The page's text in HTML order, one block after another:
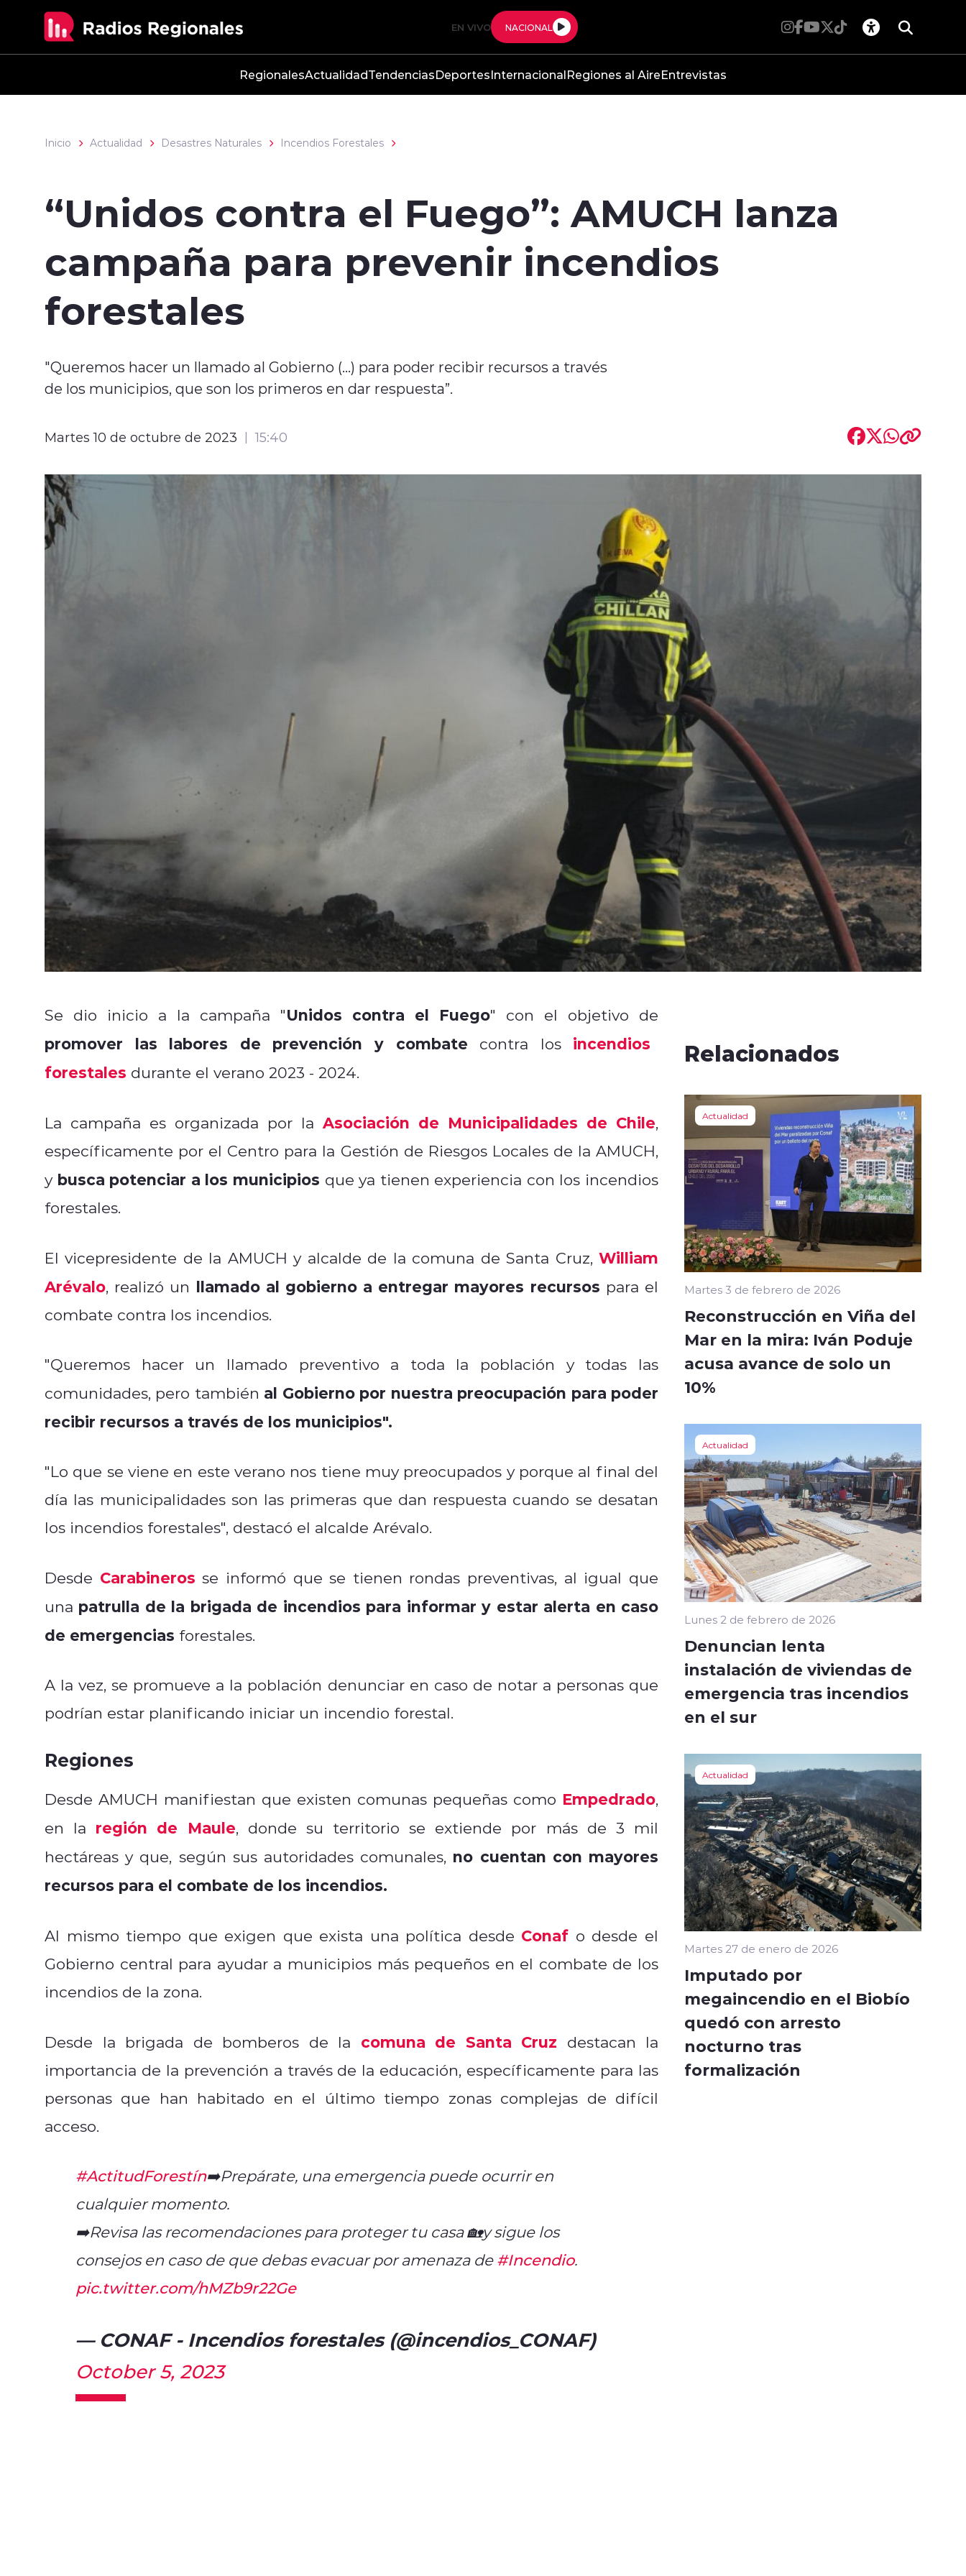
EN VIVO NACIONAL
RegionalesActualidadTendenciasDeportesInternacionalRegiones al AireEntrevistas
Inicio Actualidad Desastres Naturales Incendios Forestales
“Unidos contra el Fuego”: AMUCH lanza
campaña para prevenir incendios
forestales
"Queremos hacer un llamado al Gobierno (...) para poder recibir recursos a través
de los municipios, que son los primeros en dar respuesta”.
Martes 10 de octubre de 2023 15:40
Se dio inicio a la campaña "Unidos contra el Fuego" con el objetivo de
promover las labores de prevención y combate contra los incendios
forestales durante el verano 2023 - 2024.
La campaña es organizada por la Asociación de Municipalidades de Chile,
específicamente por el Centro para la Gestión de Riesgos Locales de la AMUCH,
y busca potenciar a los municipios que ya tienen experiencia con los incendios
forestales.
El vicepresidente de la AMUCH y alcalde de la comuna de Santa Cruz, William
Arévalo, realizó un llamado al gobierno a entregar mayores recursos para el
combate contra los incendios.
"Queremos hacer un llamado preventivo a toda la población y todas las
comunidades, pero también al Gobierno por nuestra preocupación para poder
recibir recursos a través de los municipios".
"Lo que se viene en este verano nos tiene muy preocupados y porque al final del
día las municipalidades son las primeras que dan respuesta cuando se desatan
los incendios forestales", destacó el alcalde Arévalo.
Desde Carabineros se informó que se tienen rondas preventivas, al igual que
una patrulla de la brigada de incendios para informar y estar alerta en caso
de emergencias forestales.
A la vez, se promueve a la población denunciar en caso de notar a personas que
podrían estar planificando iniciar un incendio forestal.
Regiones
Desde AMUCH manifiestan que existen comunas pequeñas como Empedrado,
en la región de Maule, donde su territorio se extiende por más de 3 mil
hectáreas y que, según sus autoridades comunales, no cuentan con mayores
recursos para el combate de los incendios.
Al mismo tiempo que exigen que exista una política desde Conaf o desde el
Gobierno central para ayudar a municipios más pequeños en el combate de los
incendios de la zona.
Desde la brigada de bomberos de la comuna de Santa Cruz destacan la
importancia de la prevención a través de la educación, específicamente para las
personas que han habitado en el último tiempo zonas complejas de difícil
acceso.
#ActitudForestín➡️Prepárate, una emergencia puede ocurrir en
cualquier momento.
➡️Revisa las recomendaciones para proteger tu casa 🏡y sigue los
consejos en caso de que debas evacuar por amenaza de#Incendio.
pic.twitter.com/hMZb9r22Ge
— CONAF - Incendios forestales (@incendios_CONAF)
October 5, 2023
Relacionados
Actualidad
Martes 3 de febrero de 2026
Reconstrucción en Viña del
Mar en la mira: Iván Poduje
acusa avance de solo un
10%
Actualidad
Lunes 2 de febrero de 2026
Denuncian lenta
instalación de viviendas de
emergencia tras incendios
en el sur
Actualidad
Martes 27 de enero de 2026
Imputado por
megaincendio en el Biobío
quedó con arresto
nocturno tras
formalización